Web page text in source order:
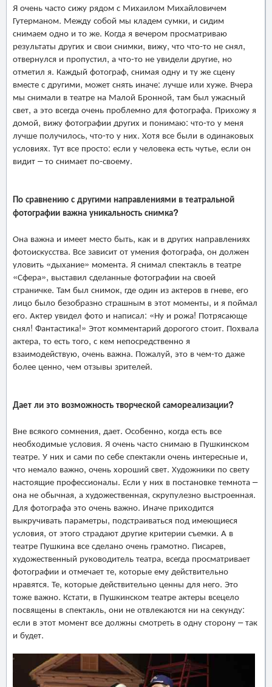
Я очень часто сижу рядом с Михаилом Михайловичем
Гутерманом. Между собой мы кладем сумки, и сидим
снимаем одно и то же. Когда я вечером просматриваю
результаты других и свои снимки, вижу, что что-то не снял,
отвернулся и пропустил, а что-то не увидели другие, но
отметил я. Каждый фотограф, снимая одну и ту же сцену
вместе с другими, может снять иначе: лучше или хуже. Вчера
мы снимали в театре на Малой Бронной, там был ужасный
свет, а это всегда очень проблемно для фотографа. Прихожу я
домой, вижу фотографии других и понимаю: что-то у меня
лучше получилось, что-то у них. Хотя все были в одинаковых
условиях. Тут все просто: если у человека есть чутье, если он
видит – то снимает по-своему.
По сравнению с другими направлениями в театральной
фотографии важна уникальность снимка?
Она важна и имеет место быть, как и в других направлениях
фотоискусства. Все зависит от умения фотографа, он должен
уловить «дыхание» момента. Я снимал спектакль в театре
«Сфера», выставил сделанные фотографии на своей
страничке. Там был снимок, где один из актеров в гневе, его
лицо было безобразно страшным в этот моменты, и я поймал
его. Актер увидел фото и написал: «Ну и рожа! Потрясающе
снял! Фантастика!» Этот комментарий дорогого стоит. Похвала
актера, то есть того, с кем непосредственно я
взаимодействую, очень важна. Пожалуй, это в чем-то даже
более ценно, чем отзывы зрителей.
Дает ли это возможность творческой самореализации?
Вне всякого сомнения, дает. Особенно, когда есть все
необходимые условия. Я очень часто снимаю в Пушкинском
театре. У них и сами по себе спектакли очень интересные и,
что немало важно, очень хороший свет. Художники по свету
настоящие профессионалы. Если у них в постановке темнота –
она не обычная, а художественная, скрупулезно выстроенная.
Для фотографа это очень важно. Иначе приходится
выкручивать параметры, подстраиваться под имеющиеся
условия, от этого страдают другие критерии съемки. А в
театре Пушкина все сделано очень грамотно. Писарев,
художественный руководитель театра, всегда просматривает
фотографии и отмечает те, которые ему действительно
нравятся. Те, которые действительно ценны для него. Это
тоже важно. Кстати, в Пушкинском театре актеры всецело
посвящены в спектакль, они не отвлекаются ни на секунду:
если в этот момент все должны смотреть в одну сторону – так
и будет.